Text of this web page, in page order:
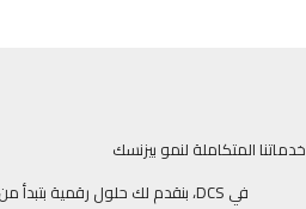
خدماتنا المتكاملة لنمو بيزنسك
في DCS، بنقدم لك حلول رقمية بتبدأ من الفكرة وتوصل بيك للقمة.